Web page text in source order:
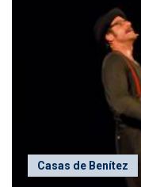
Casas de Benítez